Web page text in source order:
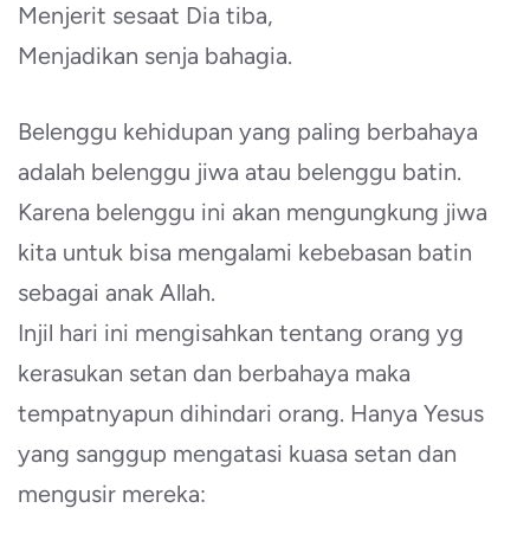
Menjerit sesaat Dia tiba,
Menjadikan senja bahagia.
Belenggu kehidupan yang paling berbahaya
adalah belenggu jiwa atau belenggu batin.
Karena belenggu ini akan mengungkung jiwa
kita untuk bisa mengalami kebebasan batin
sebagai anak Allah.
Injil hari ini mengisahkan tentang orang yg
kerasukan setan dan berbahaya maka
tempatnyapun dihindari orang. Hanya Yesus
yang sanggup mengatasi kuasa setan dan
mengusir mereka: